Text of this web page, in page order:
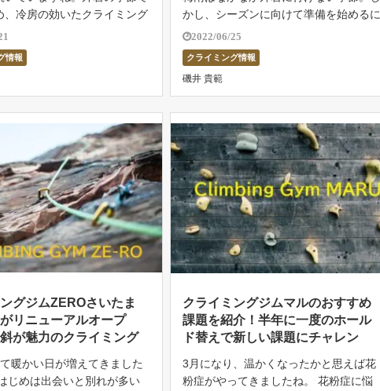
、冷房の効いたクライミング
いる人が多いことでしょ
、仕事が忙しかったり、予
かったりすると、平日はジム
情報
かし、シーズンに向けて準備を始めるに
はちょうどいいといえるでしょう。 特
に始めて外岩に行く場合は、情報を集め
ておくのは大切。車で行くなら駐車場が
あるのか、ローカルエリアの場合、守ら
なく […]
2022/06/25
クライミング情報
磯井 貴範
グジムZEROさいたま
リニューアルオープ
が魅力のクライミング
暖かい日が増えてきました
じめは出会いと別れが多い
クライミングジムマルのおすすめ
課題を紹介！半年に一度のホール
ド替えで新しい課題にチャレン
3月になり、温かくなったかと思えば花
粉症がやってきましたね。 花粉症に悩